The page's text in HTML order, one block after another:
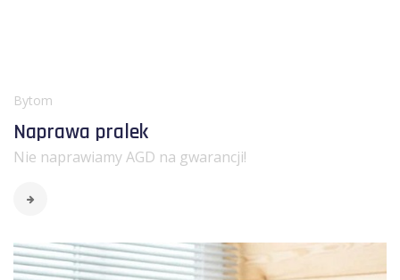
Bytom
Naprawa pralek
Nie naprawiamy AGD na gwarancji!